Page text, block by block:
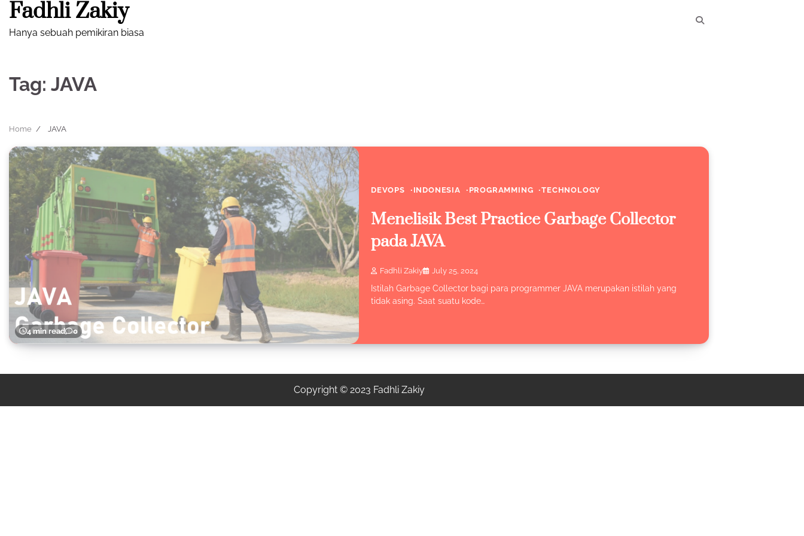
Skip
content
Fadhli Zakiy
Hanya sebuah pemikiran biasa
Tag: JAVA
Home JAVA
4 min read 0
DEVOPS INDONESIA PROGRAMMING TECHNOLOGY
Menelisik Best Practice Garbage Collector
pada JAVA
Fadhli Zakiy July 25, 2024
Istilah Garbage Collector bagi para programmer JAVA merupakan istilah yang
tidak asing. Saat suatu kode…